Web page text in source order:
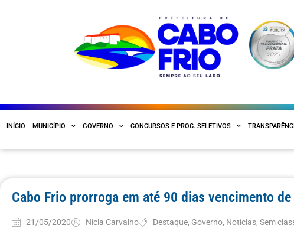
INÍCIO MUNICÍPIO GOVERNO CONCURSOS E PROC. SELETIVOS
Cabo Frio prorroga em até 90 dias vencimento
21/05/2020 Nícia Carvalho Destaque, Governo, Notícias,Sem